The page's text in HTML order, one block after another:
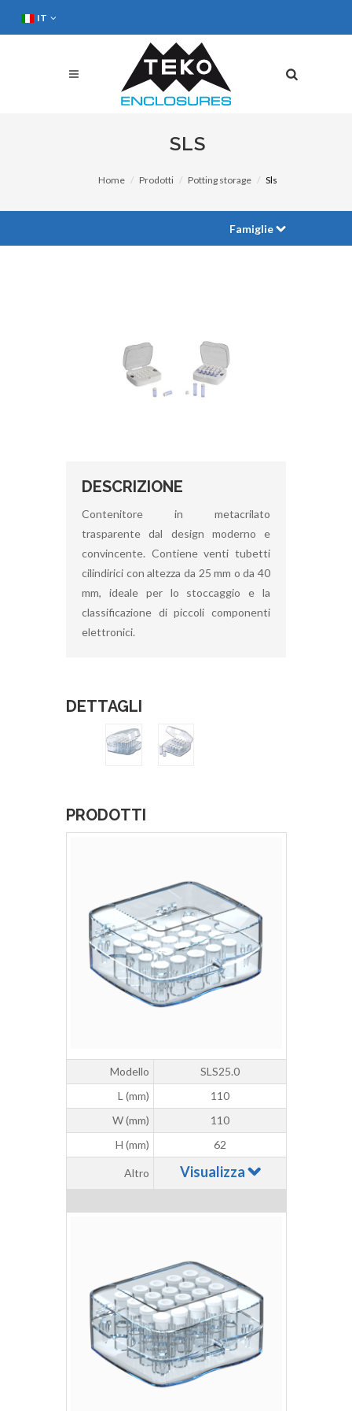
IT
SLS
Home Prodotti Potting storage Sls
Famiglie
DESCRIZIONE
Contenitore in metacrilato
trasparente dal design moderno e
convincente. Contiene venti tubetti
cilindirici con altezza da 25 mm o da 40
mm, ideale per lo stoccaggio e la
classificazione di piccoli componenti
elettronici.
DETTAGLI
PRODOTTI
Modello
SLS25.0
L (mm)
110
W (mm)
110
H (mm)
62
Altro Visualizza